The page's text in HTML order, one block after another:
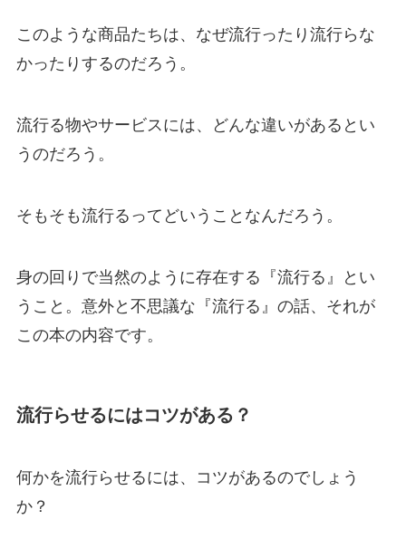
このような商品たちは、なぜ流行ったり流行らな
かったりするのだろう。
流行る物やサービスには、どんな違いがあるとい
うのだろう。
そもそも流行るってどいうことなんだろう。
身の回りで当然のように存在する『流行る』とい
うこと。意外と不思議な『流行る』の話、それが
この本の内容です。
流行らせるにはコツがある？
何かを流行らせるには、コツがあるのでしょう
か？